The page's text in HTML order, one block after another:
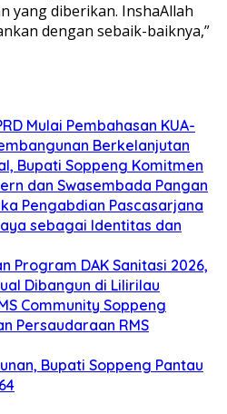
yang diberikan. InshaAllah
dengan sebaik-baiknya,”
Mulai Pembahasan KUA-
Berkelanjutan
Bupati Soppeng Komitmen
dan Swasembada Pangan
Pengabdian Pascasarjana
sebagai Identitas dan
Program DAK Sanitasi 2026,
Dibangun di Lilirilau
Community Soppeng
Persaudaraan RMS
Bupati Soppeng Pantau